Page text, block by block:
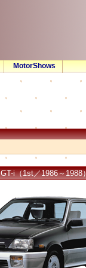
MotorShows
i（1st／1986～1988